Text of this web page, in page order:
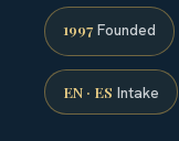
1997 Founded
EN · ES Intake